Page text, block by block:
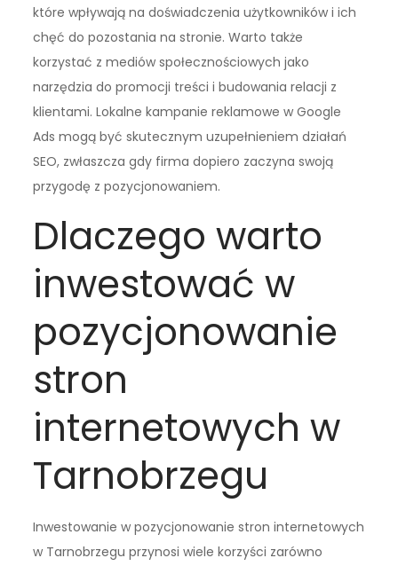
które wpływają na doświadczenia użytkowników i ich
chęć do pozostania na stronie. Warto także
korzystać z mediów społecznościowych jako
narzędzia do promocji treści i budowania relacji z
klientami. Lokalne kampanie reklamowe w Google
Ads mogą być skutecznym uzupełnieniem działań
SEO, zwłaszcza gdy firma dopiero zaczyna swoją
przygodę z pozycjonowaniem.
Dlaczego warto
inwestować w
pozycjonowanie
stron
internetowych w
Tarnobrzegu
Inwestowanie w pozycjonowanie stron internetowych
w Tarnobrzegu przynosi wiele korzyści zarówno